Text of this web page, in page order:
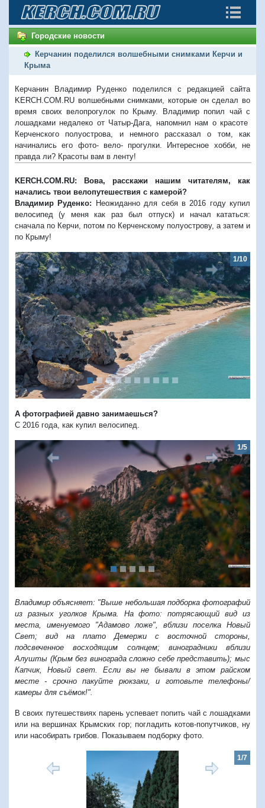
Городские новости
Керчанин поделился волшебными снимками Керчи и
Крыма
Керчанин Владимир Руденко поделился с редакцией сайта
KERCH.COM.RU волшебными снимками, которые он сделал во
время своих велопрогулок по Крыму. Владимир попил чай с
лошадками недалеко от Чатыр-Дага, напомнил нам о красоте
Керченского полуострова, и немного рассказал о том, как
начинались его фото- вело- прогулки. Интересное хобби, не
правда ли? Красоты вам в ленту!
KERCH.COM.RU: Вова, расскажи нашим читателям, как
начались твои велопутешествия с камерой?
Владимир Руденко: Неожиданно для себя в 2016 году купил
велосипед (у меня как раз был отпуск) и начал кататься:
сначала по Керчи, потом по Керченскому полуострову, а затем и
по Крыму!
1/10
Предыдущий
А фотографией давно занимаешься?
С 2016 года, как купил велосипед.
1/5
Предыдущий
Владимир объясняет: "Выше небольшая подборка фотографий
из разных уголков Крыма. На фото: потрясающий вид из
места, именуемого "Адамово ложе", вблизи поселка Новый
Свет; вид на плато Демержи с восточной стороны,
подсвеченное восходящим солнцем; виноградники вблизи
Алушты (Крым без винограда сложно себе представить); мыс
Капчик, Новый свет. Если вы не бывали в этом райском
месте - срочно пакуйте рюкзаки, и готовьте телефоны/
камеры для съёмок!".
В своих путешествиях парень успевает попить чай с лошадками
или на вершинах Крымских гор; погладить котов-попутчиков, ну
или насобирать грибов. Показываем подборку фото.
1/7